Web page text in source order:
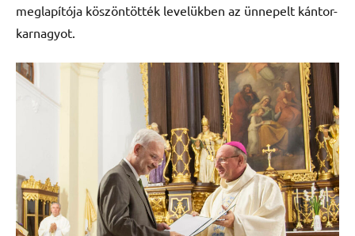
meglapítója köszöntötték levelükben az ünnepelt kántor-
karnagyot.